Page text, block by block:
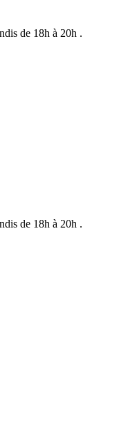
de 18h à 20h .
de 18h à 20h .